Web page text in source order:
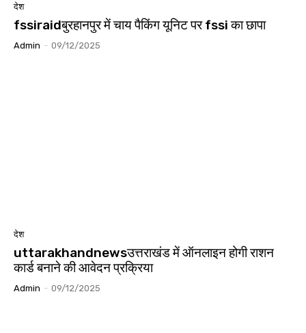
देश
fssiraidबुरहानपुर में चाय पैकिंग यूनिट पर fssi का छापा
Admin - 09/12/2025
देश
uttarakhandnewsउत्तराखंड में ऑनलाइन होगी राशन
कार्ड बनाने की आवेदन प्रक्रिया
Admin - 09/12/2025